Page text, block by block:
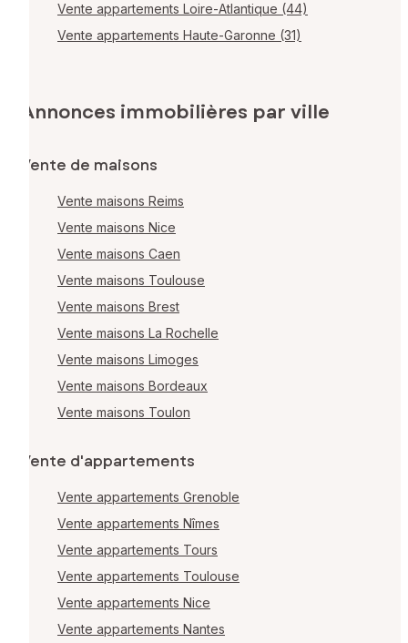
Vente appartements Loire-Atlantique (44)
Vente appartements Haute-Garonne (31)
Annonces immobilières par ville
Vente de maisons
Vente maisons Reims
Vente maisons Nice
Vente maisons Caen
Vente maisons Toulouse
Vente maisons Brest
Vente maisons La Rochelle
Vente maisons Limoges
Vente maisons Bordeaux
Vente maisons Toulon
Vente d'appartements
Vente appartements Grenoble
Vente appartements Nîmes
Vente appartements Tours
Vente appartements Toulouse
Vente appartements Nice
Vente appartements Nantes